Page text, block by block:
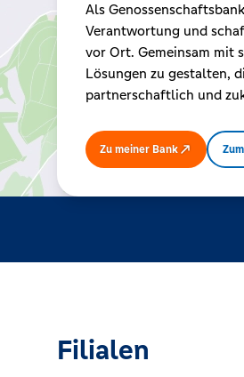
Kreditrechner
Immobilien
Als
Verantwortung und
vor Ort. Gemeinsam mit
Lösungen zu gestalten,
partnerschaftlich und
Zu meiner Bank
Filialen